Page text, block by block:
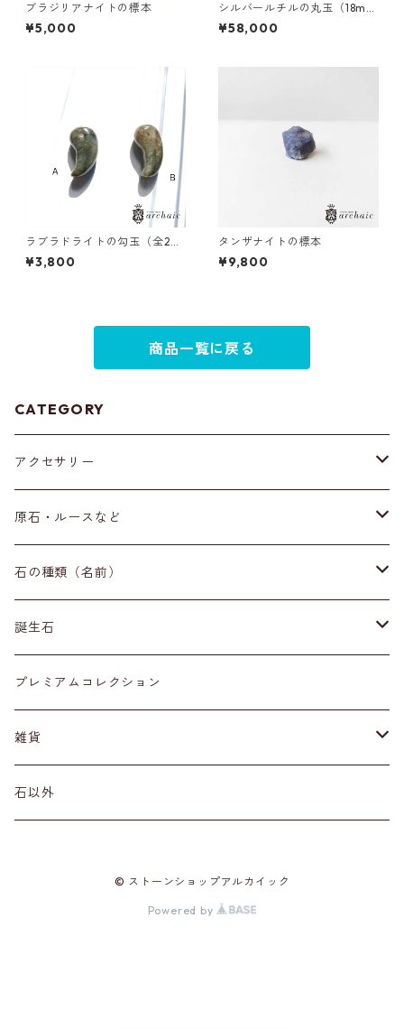
ブラジリアナイトの標本
¥5,000
シルバールチルの丸玉（18m
m）
¥58,000
ラブラドライトの勾玉（全2
種）
¥3,800
タンザナイトの標本
¥9,800
商品一覧に戻る
CATEGORY
アクセサリー
ブレスレット
イヤリング・ピアス
ネックレス・ペンダントトップ
リング
材質
プラチナ
その他アクセサリー
原石・ルースなど
原石
丸玉
標本
磨き石
ルース
石の種類（名前）
ア行
アイオライト
アクアマリン
カ行
カーネリアン
カイヤナイト
サ行
サファイア
タ行
誕生石
１月
２月
３月
プレミアムコレクション
雑貨
天然石雑貨
石以外
© ストーンショップアルカイック
Powered by